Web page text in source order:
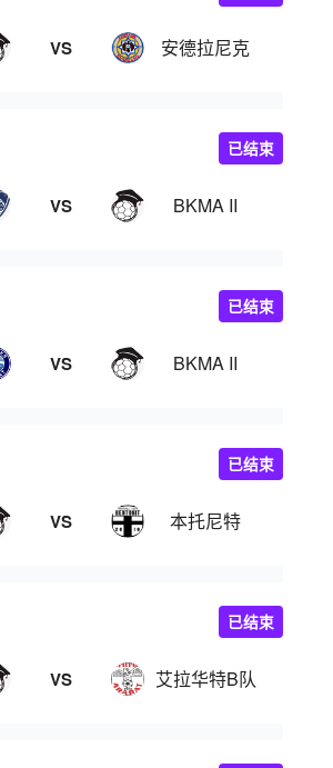
VS 安德拉尼克
VS BKMA II
已结束
VS BKMA II
已结束
VS 本托尼特
已结束
VS 艾拉华特B队
已结束